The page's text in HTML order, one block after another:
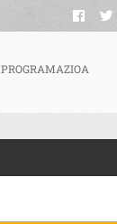
PROGRAMAZIOA